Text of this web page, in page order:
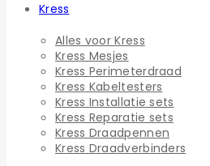
Kress
Alles voor Kress
Kress Mesjes
Kress Perimeterdraad
Kress Kabeltesters
Kress Installatie sets
Kress Reparatie sets
Kress Draadpennen
Kress Draadverbinders